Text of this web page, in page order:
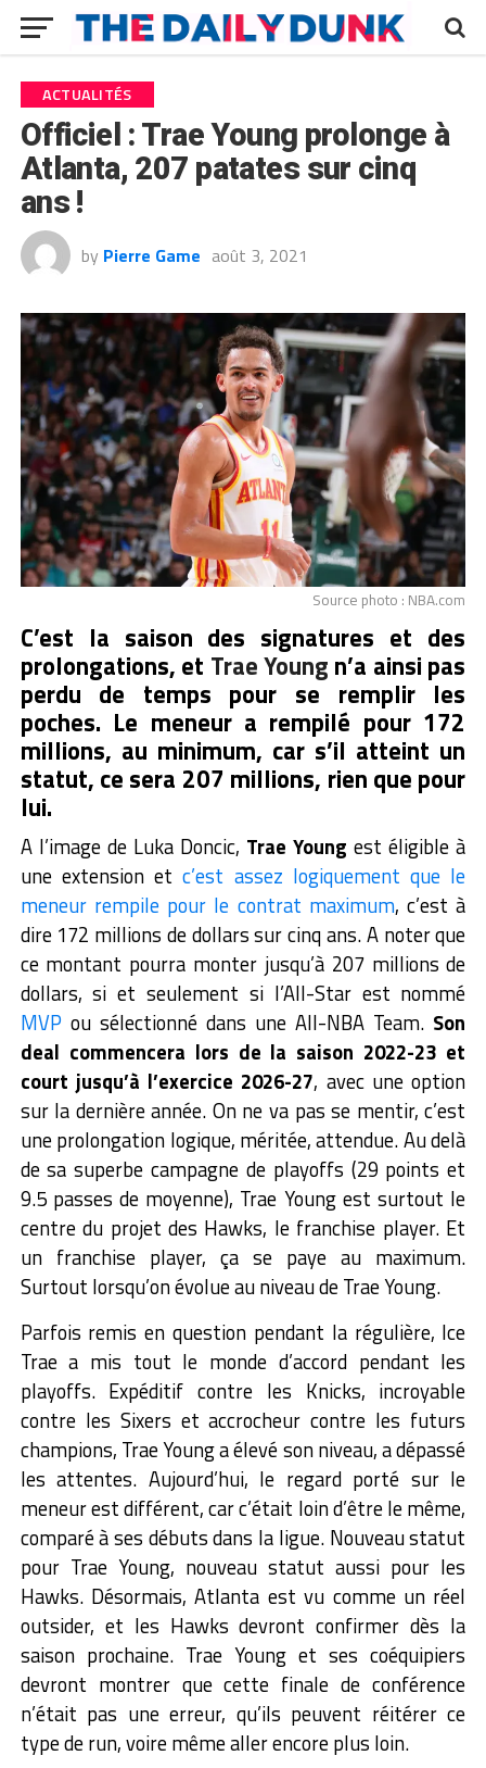
ACTUALITÉS
Officiel : Trae Young prolonge à
Atlanta, 207 patates sur cinq
ans !
by Pierre Game août 3, 2021
Source photo : NBA.com
C’est la saison des signatures et des
prolongations, et Trae Young n’a ainsi pas
perdu de temps pour se remplir les
poches. Le meneur a rempilé pour 172
millions, au minimum, car s’il atteint un
statut, ce sera 207 millions, rien que pour
lui.
A l’image de Luka Doncic, Trae Young est éligible à
une extension etc’est assez logiquement que le
meneur rempile pour le contrat maximum, c’est à
dire 172 millions de dollars sur cinq ans. A noter que
ce montant pourra monter jusqu’à 207 millions de
dollars, si et seulement si l’All-Star est nommé
MVPou sélectionné dans une All-NBA Team. Son
deal commencera lors de la saison 2022-23 et
court jusqu’à l’exercice 2026-27, avec une option
sur la dernière année. On ne va pas se mentir, c’est
une prolongation logique, méritée, attendue. Au delà
de sa superbe campagne de playoffs (29 points et
9.5 passes de moyenne), Trae Young est surtout le
centre du projet des Hawks, le franchise player. Et
un franchise player, ça se paye au maximum.
Surtout lorsqu’on évolue au niveau de Trae Young.
Parfois remis en question pendant la régulière, Ice
Trae a mis tout le monde d’accord pendant les
playoffs. Expéditif contre les Knicks, incroyable
contre les Sixers et accrocheur contre les futurs
champions, Trae Young a élevé son niveau, a dépassé
les attentes. Aujourd’hui, le regard porté sur le
meneur est différent, car c’était loin d’être le même,
comparé à ses débuts dans la ligue. Nouveau statut
pour Trae Young, nouveau statut aussi pour les
Hawks. Désormais, Atlanta est vu comme un réel
outsider, et les Hawks devront confirmer dès la
saison prochaine. Trae Young et ses coéquipiers
devront montrer que cette finale de conférence
n’était pas une erreur, qu’ils peuvent réitérer ce
type de run, voire même aller encore plus loin.